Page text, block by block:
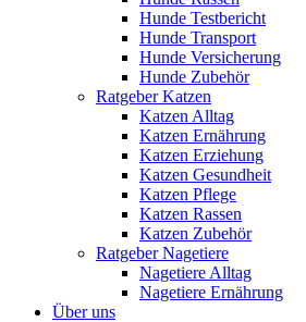
Hunde Testbericht
Hunde Transport
Hunde Versicherung
Hunde Zubehör
Ratgeber Katzen
Katzen Alltag
Katzen Ernährung
Katzen Erziehung
Katzen Gesundheit
Katzen Pflege
Katzen Rassen
Katzen Zubehör
Ratgeber Nagetiere
Nagetiere Alltag
Nagetiere Ernährung
Über uns